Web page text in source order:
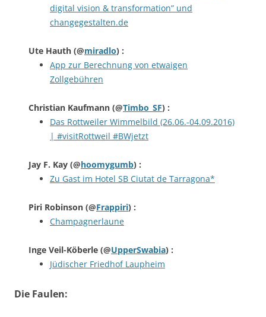
digital vision & transformation” und
changegestalten.de
Ute Hauth (@miradlo) :
App zur Berechnung von etwaigen
Zollgebühren
Christian Kaufmann (@Timbo_SF) :
Das Rottweiler Wimmelbild (26.06.-04.09.2016)
| #visitRottweil #BWjetzt
Jay F. Kay (@hoomygumb) :
Zu Gast im Hotel SB Ciutat de Tarragona*
Piri Robinson (@Frappiri) :
Champagnerlaune
Inge Veil-Köberle (@UpperSwabia) :
Jüdischer Friedhof Laupheim
Die Faulen: